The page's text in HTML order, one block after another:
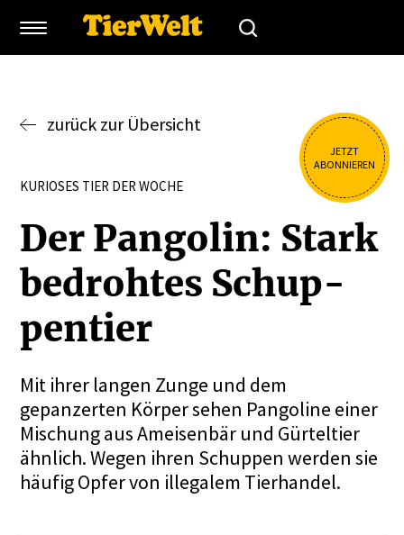
JETZT
ABONNIEREN
zurück zur Übersicht
KURIOSES TIER DER WOCHE
Der Pangolin: Stark
bedrohtes Schup­
pentier
Mit ihrer langen Zunge und dem
gepanzerten Körper sehen Pangoline einer
Mischung aus Ameisenbär und Gürteltier
ähnlich. Wegen ihren Schuppen werden sie
häufig Opfer von illegalem Tierhandel.